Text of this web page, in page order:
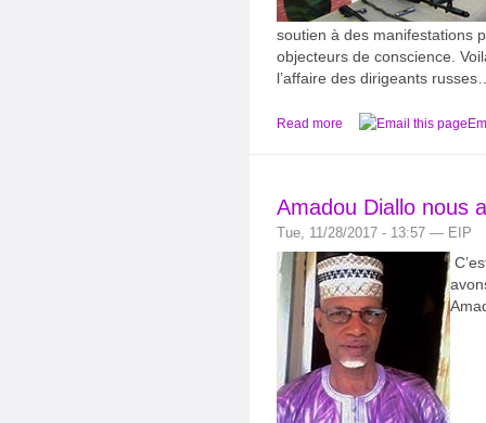
soutien à des manifestations
objecteurs de conscience.
l’affaire des dirigeants
Read more
Amadou Diallo nous
Tue, 11/28/2017 - 13:57 — EIP